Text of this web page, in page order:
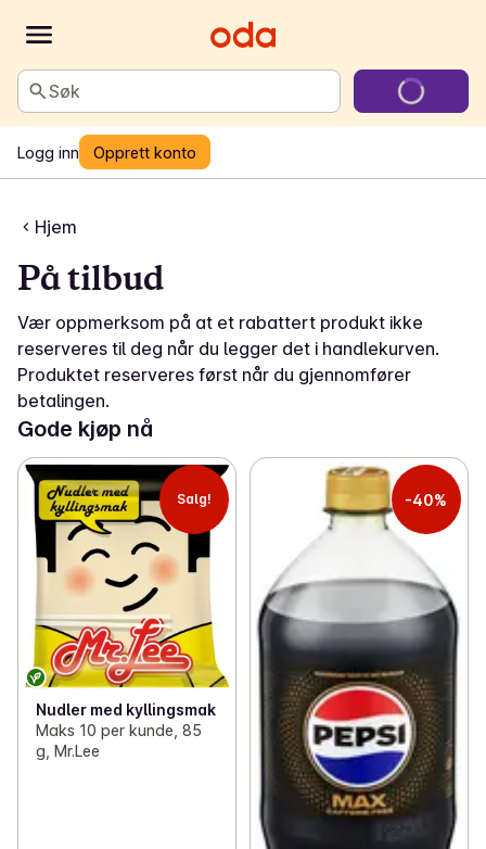
Søk
Logg inn Opprett konto
Hjem
På tilbud
Vær oppmerksom på at et rabattert produkt ikke
reserveres til deg når du legger det i handlekurven.
Produktet reserveres først når du gjennomfører
betalingen.
Gode kjøp nå
Salg!
Nudler med kyllingsmak
Maks 10 per kunde, 85
g, Mr.Lee
-40%